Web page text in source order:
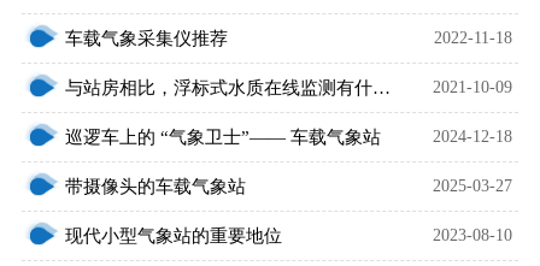
车载气象采集仪推荐 2022-11-18
与站房相比，浮标式水质在线监测有什么优势？ 2021-10-09
巡逻车上的 “气象卫士”—— 车载气象站 2024-12-18
带摄像头的车载气象站 2025-03-27
现代小型气象站的重要地位 2023-08-10